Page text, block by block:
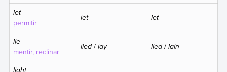
let
permitir let let
lie
mentir, reclinar lied/ lay lied/ lain